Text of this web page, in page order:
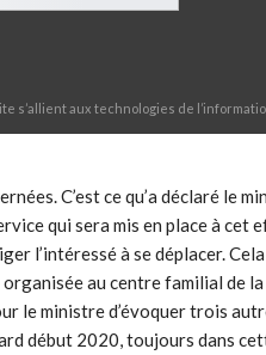
s’allient aux technologies de
C’est ce qu’a déclaré le
qui sera mis en place à cet
l’intéressé à se déplacer.
au centre familial de
le ministre d’évoquer trois
début 2020, toujours dans